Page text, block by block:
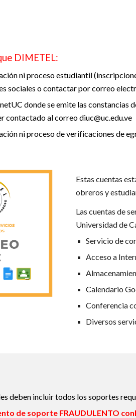
DIMETEL:
ni proceso estudiantil
sociales o contactar por correo
donde se emite las constancias
contactado al correo diuc@uc.edu.ve
ni proceso de verificaciones de
Estas cuentas
obreros y
Las cuentas de
Universidad de
Servicio de
Acceso a
Calendario
Conferencia
Diversos
deben incluir todos los soportes
de soporte FRAUDULENTO